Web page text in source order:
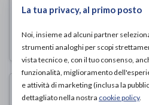
La tua privacy, al primo posto
Noi, insieme ad alcuni partner
strumenti analoghi per scopi
vista tecnico e, con il tuo consenso,
funzionalità, miglioramento
e attività di marketing (inclusa la
dettagliato nella nostra cookie policy.